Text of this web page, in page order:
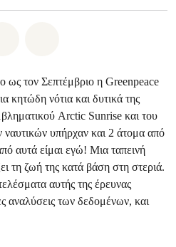
τον Σεπτέμβριο η Greenpeace
κητώδη νότια και δυτικά της
Arctic Sunrise και του
υπήρχαν και 2 άτομα από
αυτά είμαι εγώ! Μια ταπεινή
τη ζωή της κατά βάση στη στεριά.
αυτής της έρευνας
αναλύσεις των δεδομένων, και